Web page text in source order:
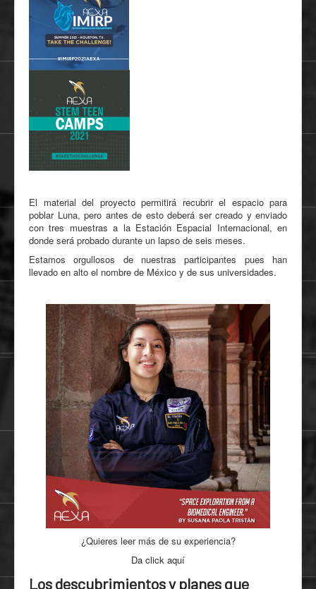
El material del proyecto permitirá recubrir el espacio para
poblar Luna, pero antes de esto deberá ser creado y enviado
con tres muestras a la Estación Espacial Internacional, en
donde será probado durante un lapso de seis meses.
Estamos orgullosos de nuestras participantes pues han
llevado en alto el nombre de México y de sus universidades.
¿Quieres leer más de su experiencia?
Da click aquí
Los descubrimientos y planes que